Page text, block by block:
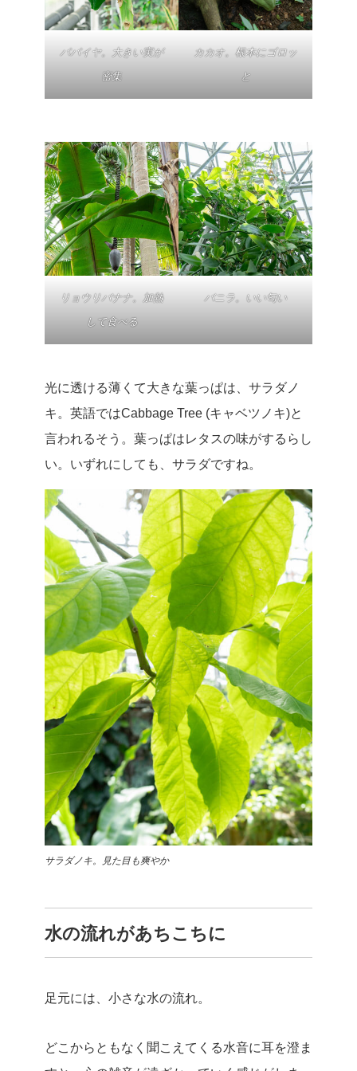
パパイヤ。大きい実が
密集
カカオ。根本にゴロッ
と
リョウリバナナ。加熱
して食べる
バニラ。いい匂い
光に透ける薄くて大きな葉っぱは、サラダノ
キ。英語ではCabbage Tree (キャベツノキ)と
言われるそう。葉っぱはレタスの味がするらし
い。いずれにしても、サラダですね。
サラダノキ。見た目も爽やか
水の流れがあちこちに
足元には、小さな水の流れ。
どこからともなく聞こえてくる水音に耳を澄ま